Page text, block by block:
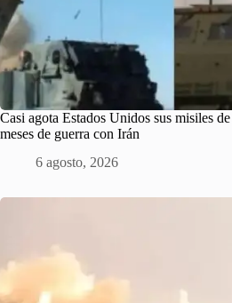
Casi agota Estados Unidos sus misiles
meses de guerra con Irán
6 agosto, 2026